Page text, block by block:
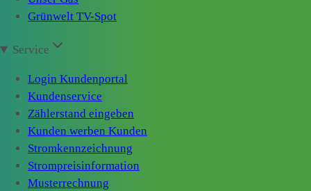
Grünwelt TV-Spot
Service
Login Kundenportal
Kundenservice
Zählerstand eingeben
Kunden werben Kunden
Stromkennzeichnung
Strompreisinformation
Musterrechnung